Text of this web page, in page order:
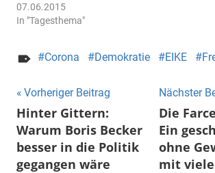
07.06.2015
In "Tagesthema"
Corona Demokratie EIKE
Beitragsnavigation
Vorheriger Beitrag
Hinter Gittern:
Warum Boris Becker
besser in die Politik
gegangen wäre
Nächster
Die
Ein
ohne
mit